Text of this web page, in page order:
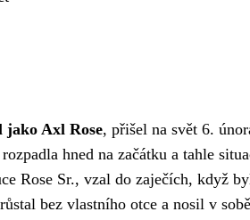
jako Axl Rose, přišel na svět 6.
hned na začátku a tahle
Rose Sr., vzal do zaječích, když
bez vlastního otce a nosil v